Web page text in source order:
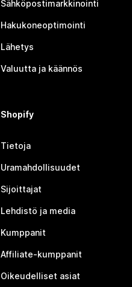
Sähköpostimarkkinointi
Hakukoneoptimointi
Lähetys
Valuutta ja käännös
Shopify
Tietoja
Uramahdollisuudet
Sijoittajat
Lehdistö ja media
Kumppanit
Affiliate-kumppanit
Oikeudelliset asiat